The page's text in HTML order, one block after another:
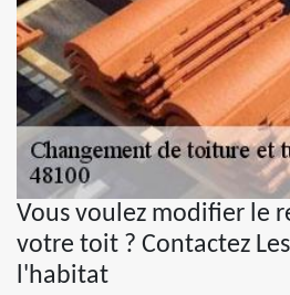
Vous voulez modifier le
votre toit ? Contactez
l'habitat